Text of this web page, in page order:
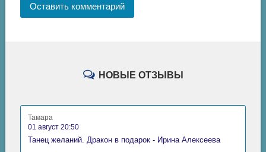
Оставить комментарий
НОВЫЕ ОТЗЫВЫ
Тамара
01 август 20:50
Танец желаний. Дракон в подарок - Ирина Алексеева